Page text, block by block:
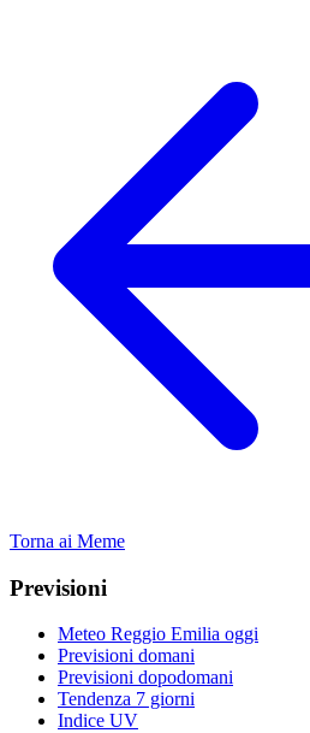
Torna ai Meme
Previsioni
Meteo Reggio Emilia oggi
Previsioni domani
Previsioni dopodomani
Tendenza 7 giorni
Indice UV